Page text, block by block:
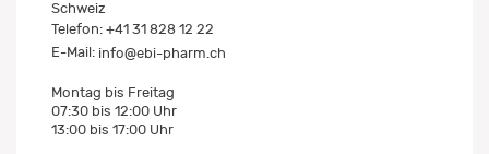
Schweiz
Telefon: +41 31 828 12 22
E-Mail: info@ebi-pharm.ch
Montag bis Freitag
07:30 bis 12:00 Uhr
13:00 bis 17:00 Uhr